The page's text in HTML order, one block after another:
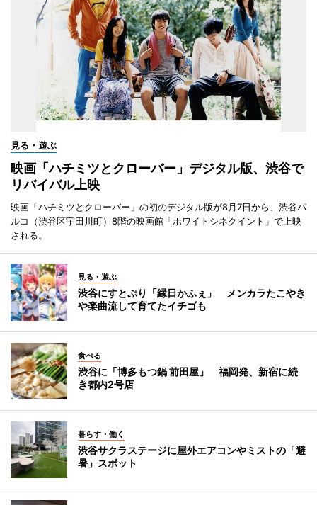
見る・遊ぶ
映画「ハチミツとクローバー」デジタル版、渋谷で
リバイバル上映
映画「ハチミツとクローバー」の初のデジタル版が8月7日から、渋谷パ
ルコ（渋谷区宇田川町）8階の映画館「ホワイトシネクイント」で上映
される。
見る・遊ぶ
渋谷にすとぷり「縁日かふぇ」 メンカラたこやき
や楽曲流して育てたイチゴも
食べる
渋谷に「博多もつ鍋 前田屋」 福岡発、新宿に続
き都内2号店
暮らす・働く
渋谷サクラステージに屋外エアコンやミストの「避
暑」スポット